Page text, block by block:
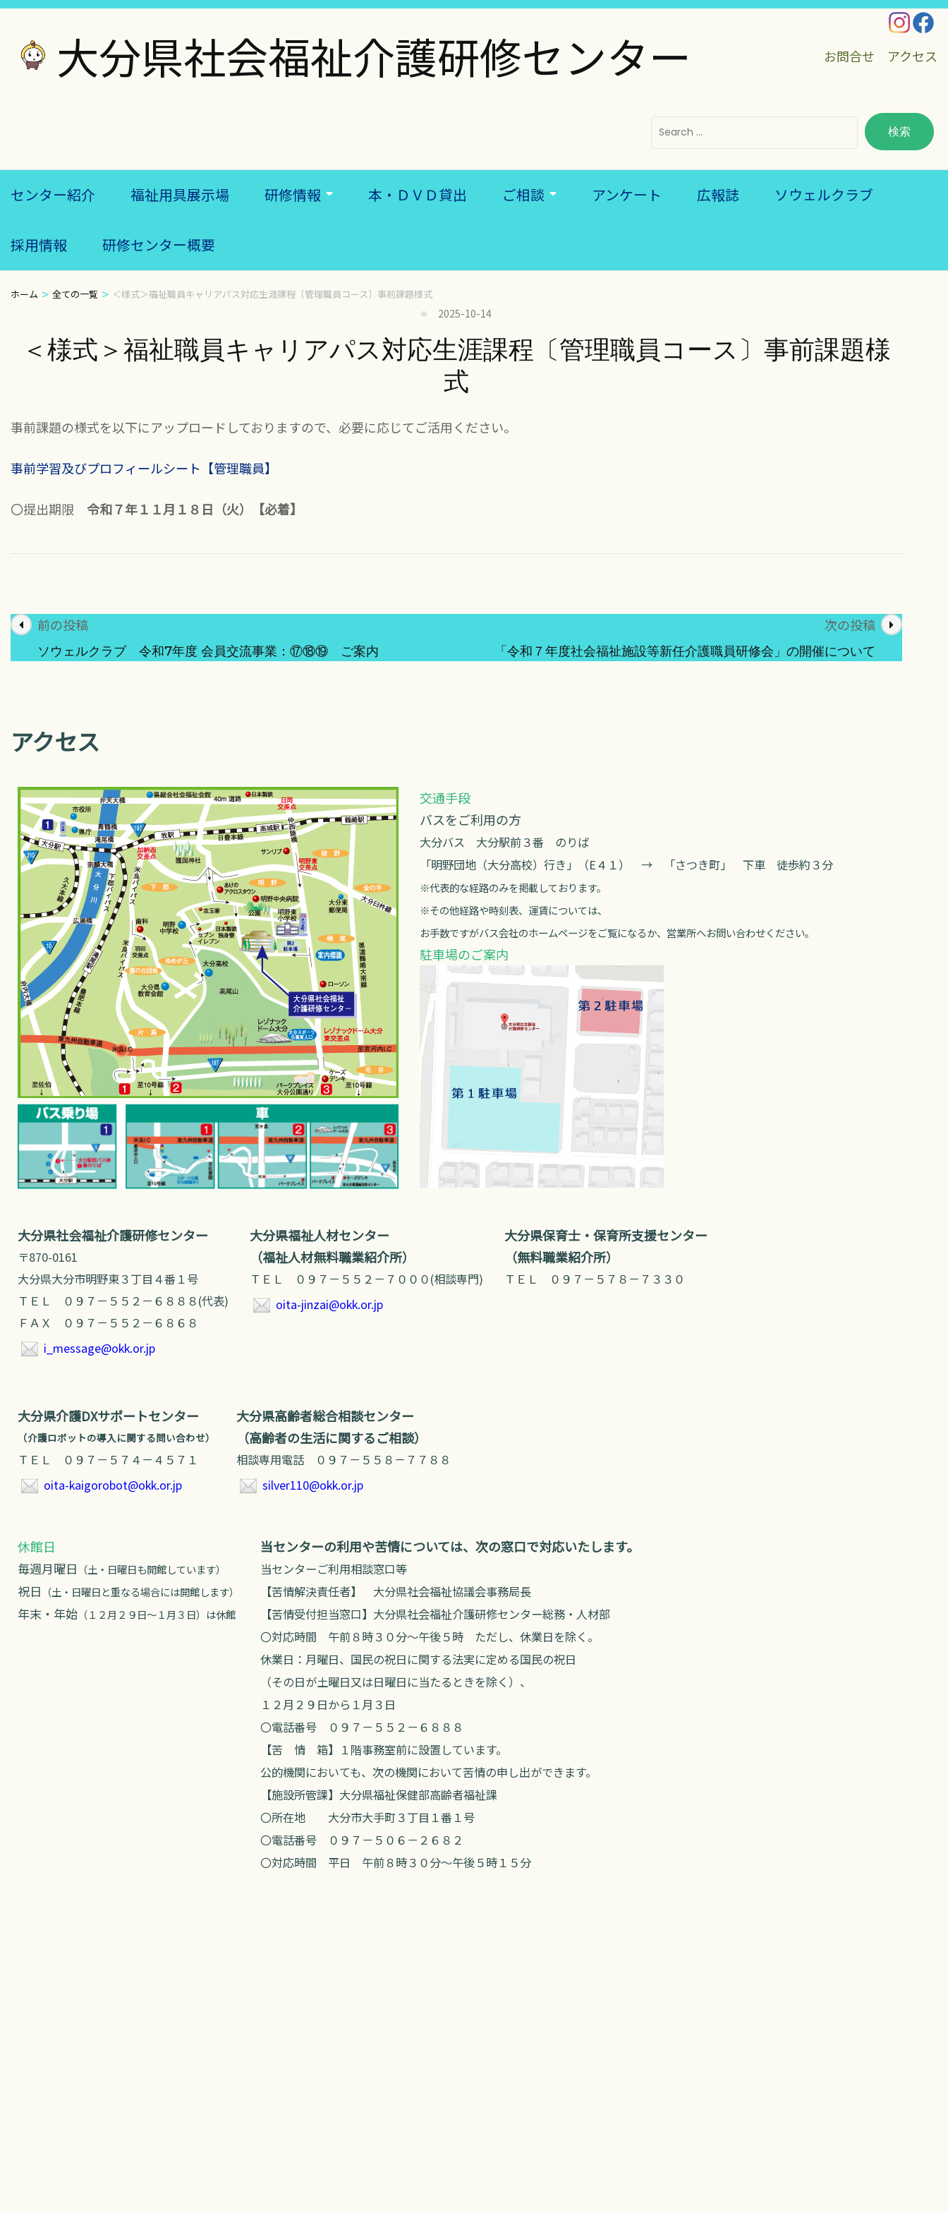
コ
を
押
す)
大分県社会福祉介護研修センター お問合せ アクセス
センター紹介 福祉用具展示場 研修情報 本・ＤＶＤ貸出 ご相談 アンケート 広報誌 ソウェルクラブ
採用情報 研修センター概要
ホーム > 全ての一覧 > ＜様式＞福祉職員キャリアパス対応生涯課程〔管理職員コース〕事前課題様式
2025-10-14
＜様式＞福祉職員キャリアパス対応生涯課程〔管理職員コース〕事前課題様
式
事前課題の様式を以下にアップロードしておりますので、必要に応じてご活用ください。
事前学習及びプロフィールシート【管理職員】
〇提出期限 令和７年１１月１８日（火）【必着】
投
ナ
ー
シ
ン
前の投稿
ソウェルクラブ 令和7年度 会員交流事業：⑰⑱⑲ ご案内
次の投稿
「令和７年度社会福祉施設等新任介護職員研修会」の開催について
アクセス
交通手段
バスをご利用の方
大分バス 大分駅前３番 のりば
「明野団地（大分高校）行き」（E４１）
→ 「さつき町」 下車 徒歩約３分
※代表的な経路のみを掲載しております。
※その他経路や時刻表、運賃については、
お手数ですがバス会社のホームページをご覧になるか、営業所へお問い合わせください。
駐車場のご案内
大分県社会福祉介護研修センター
〒870-0161
大分県大分市明野東３丁目４番１号
ＴＥＬ ０９７－５５２－６８８８(代表)
ＦＡＸ ０９７－５５２－６８６８
i_message@okk.or.jp
大分県福祉人材センター
（福祉人材無料職業紹介所）
ＴＥＬ ０９７－５５２－７０００(相談専門)
oita-jinzai@okk.or.jp
大分県保育士・保育所支援センター
（無料職業紹介所）
ＴＥＬ ０９７－５７８－７３３０
大分県介護DXサポートセンター
（介護ロボットの導入に関する問い合わせ）
ＴＥＬ ０９７－５７４－４５７１
oita-kaigorobot@okk.or.jp
大分県高齢者総合相談センター
（高齢者の生活に関するご相談）
相談専用電話 ０９７－５５８－７７８８
silver110@okk.or.jp
休館日
毎週月曜日 （土・日曜日も開館しています）
祝日 （土・日曜日と重なる場合には開館します）
年末・年始 （１２月２９日～１月３日）は休館
当センターの利用や苦情については、 次の窓口で対応いたします。
当センターご利用相談窓口等
【苦情解決責任者】 大分県社会福祉協議会事務局長
【苦情受付担当窓口】 大分県社会福祉介護研修センター総務・人材部
〇対応時間 午前８時３０分～午後５時 ただし、休業日を除く。
休業日： 月曜日、国民の祝日に関する法実に定める国民の祝日
（その日が土曜日又は日曜日に当たるときを除く）、
１２月２９日から１月３日
〇電話番号 ０９７－５５２－６８８８
【苦 情 箱】１階事務室前に設置しています。
公的機関においても、 次の機関において苦情の申し出ができます。
【施設所管課】大分県福祉保健部高齢者福祉課
〇所在地 大分市大手町３丁目１番１号
〇電話番号 ０９７－５０６－２６８２
〇対応時間 平日 午前８時３０分～午後５時１５分